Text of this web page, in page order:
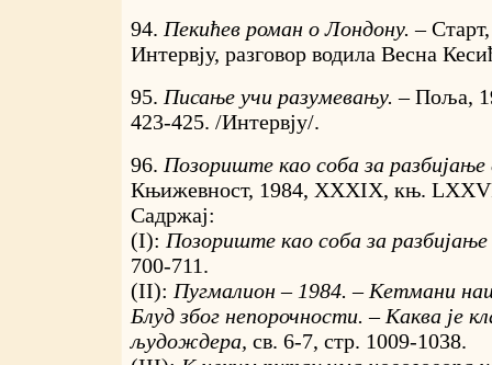
94. Пекићев роман о Лондону. –
Интервју, разговор водила Весна
95. Писање учи разумевању. –Поља,
423-425. /Интервју/.
96. Позориште као соба за
Књижевност, 1984, XXXIX, књ.
Садржај:
(I): Позориште као соба за
700-711.
(II): Пyгмалион – 1984. – Кетмани
Блуд због непорочности. – Каква је
људождера, св. 6-7, стр. 1009-1038.